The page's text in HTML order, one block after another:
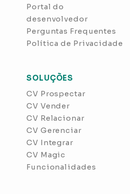
Portal do
desenvolvedor
Perguntas Frequentes
Política de Privacidade
SOLUÇÕES
CV Prospectar
CV Vender
CV Relacionar
CV Gerenciar
CV Integrar
CV Magic
Funcionalidades